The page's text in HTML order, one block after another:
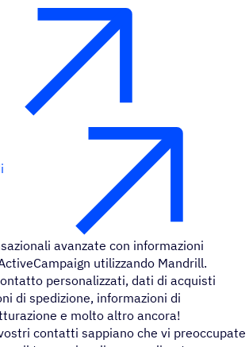
avanzate con informazioni
utilizzando Mandrill.
personalizzati, dati di acquisti
di spedizione, informazioni di
e molto altro ancora!
contatti sappiano che vi preoccupate